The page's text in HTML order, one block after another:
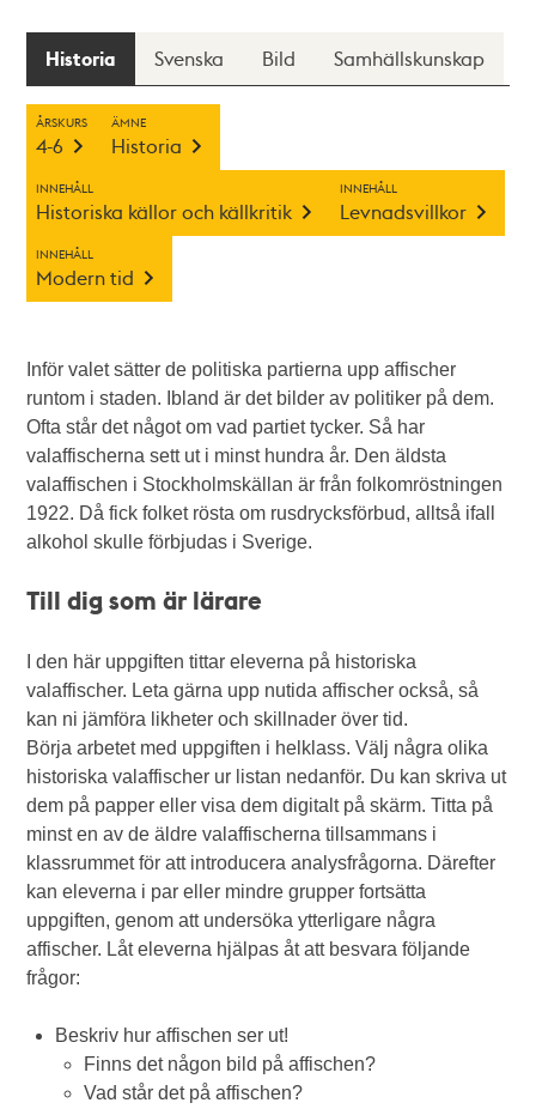
Historia Svenska Bild Samhällskunskap
ÅRSKURS
4-6
ÄMNE
Historia
INNEHÅLL
Historiska källor och källkritik
INNEHÅLL
Levnadsvillkor
INNEHÅLL
Modern tid
Inför valet sätter de politiska partierna upp affischer
runtom i staden. Ibland är det bilder av politiker på dem.
Ofta står det något om vad partiet tycker. Så har
valaffischerna sett ut i minst hundra år. Den äldsta
valaffischen i Stockholmskällan är från folkomröstningen
1922. Då fick folket rösta om rusdrycksförbud, alltså ifall
alkohol skulle förbjudas i Sverige.
Till dig som är lärare
I den här uppgiften tittar eleverna på historiska
valaffischer. Leta gärna upp nutida affischer också, så
kan ni jämföra likheter och skillnader över tid.
Börja arbetet med uppgiften i helklass. Välj några olika
historiska valaffischer ur listan nedanför. Du kan skriva ut
dem på papper eller visa dem digitalt på skärm. Titta på
minst en av de äldre valaffischerna tillsammans i
klassrummet för att introducera analysfrågorna. Därefter
kan eleverna i par eller mindre grupper fortsätta
uppgiften, genom att undersöka ytterligare några
affischer. Låt eleverna hjälpas åt att besvara följande
frågor:
Beskriv hur affischen ser ut!
Finns det någon bild på affischen?
Vad står det på affischen?